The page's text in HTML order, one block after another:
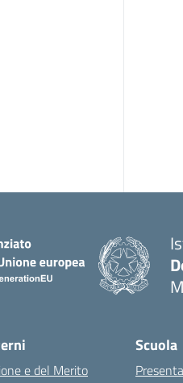
e del Merito
Scuola